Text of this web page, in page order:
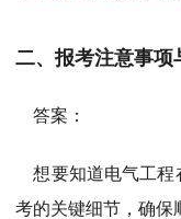
二、报考注意事项
答案：
想要知道电气工程
考的关键细节，确保